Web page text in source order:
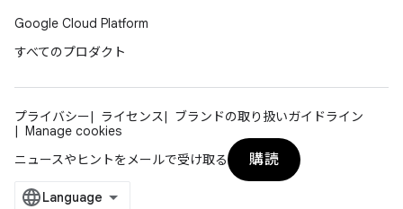
Google Cloud Platform
すべてのプロダクト
プライバシー ライセンス
ブランドの取り扱いガイドライン
Manage cookies
ニュースやヒントをメールで受け取る
購読